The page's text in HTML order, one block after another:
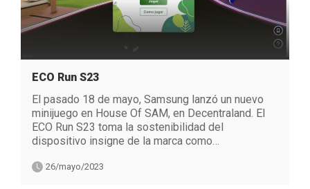
ECO Run S23
El pasado 18 de mayo, Samsung lanzó un nuevo
minijuego en House Of SAM, en Decentraland. El
ECO Run S23 toma la sostenibilidad del
dispositivo insigne de la marca como…
26/mayo/2023